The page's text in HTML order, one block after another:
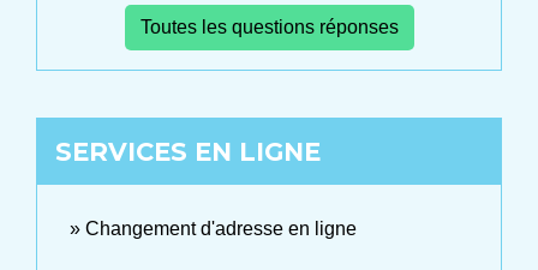
Toutes les questions réponses
SERVICES EN LIGNE
Changement d'adresse en ligne